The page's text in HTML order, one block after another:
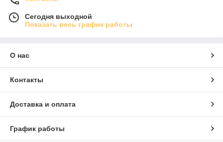
Сегодня выходной
Показать весь график работы
О нас
Контакты
Доставка и оплата
График работы